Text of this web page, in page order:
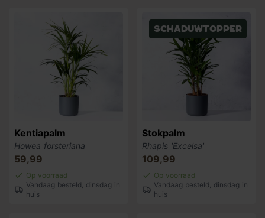
Kentiapalm
Howea forsteriana
59,99
Op voorraad
Vandaag besteld, dinsdag in
huis
Schaduwtopper
Stokpalm
Rhapis 'Excelsa'
109,99
Op voorraad
Vandaag besteld, dinsdag in
huis